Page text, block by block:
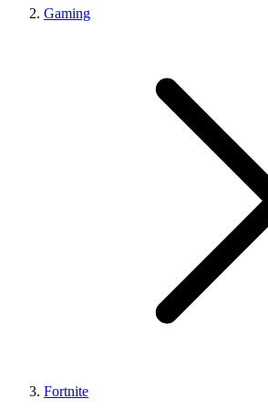
Gaming
Fortnite